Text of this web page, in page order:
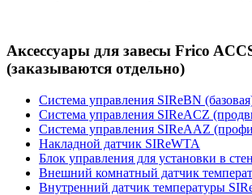
Аксессуары для завесы Frico
(заказываются отдельно)
Система управления SIReBN
Система управления SIReACZ
Система управления SIReAAZ
Накладной датчик SIReWTA
Блок управления для установки в
Внешний комнатный датчик
Внутренний датчик температуры